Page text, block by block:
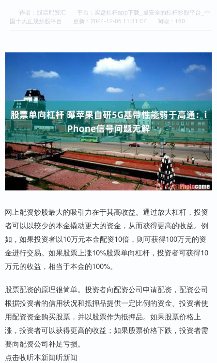
作者：股票配资汇
平台：实盘杠杆app下载_最安全的杠杆炒股平台_中
国十大正规炒股平台
更新：2024-12-05 11:31:07 阅读：160
网上配资炒股最大的吸引力在于其高收益。通过放大杠杆，投资
者可以以较少的本金撬动更大的资金，从而获得更高的收益。例
如，如果投资者以10万元本金配资10倍，则可获得100万元的资
金进行交易。如果股票上涨10%股票单向杠杆，投资者可获得10
万元的收益，相当于本金的100%。
股票配资的原理很简单。投资者向配资公司申请配资，配资公司
根据投资者的信用状况和抵押品提供一定比例的资金。投资者使
用配资资金购买股票，并以股票作为抵押品。如果股票价格上
涨，投资者可以获得更高的收益；如果股票价格下跌，投资者需
要向配资公司补足亏损。
点击收听本新闻听新闻